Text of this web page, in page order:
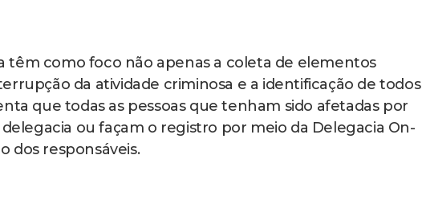
têm como foco não apenas a coleta de elementos
da atividade criminosa e a identificação de todos
que todas as pessoas que tenham sido afetadas por
ou façam o registro por meio da Delegacia On-
dos responsáveis.